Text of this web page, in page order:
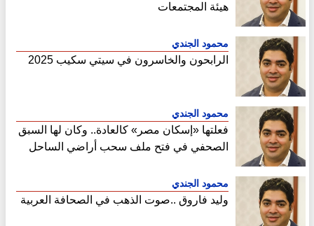
هيئة المجتمعات
محمود الجندي
الرابحون والخاسرون في سيتي سكيب 2025
محمود الجندي
فعلتها «إسكان مصر» كالعادة.. وكان لها السبق
الصحفي في فتح ملف سحب أراضي الساحل
محمود الجندي
وليد فاروق ..صوت الذهب في الصحافة العربية